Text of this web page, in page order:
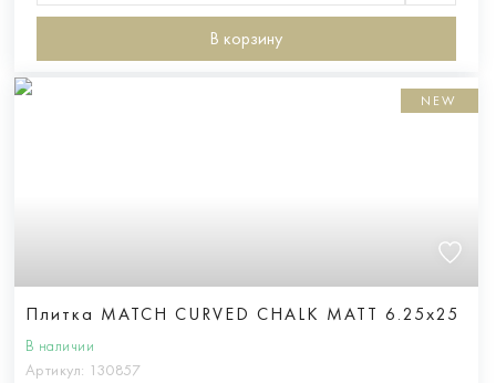
В корзину
NEW
Плитка MATCH CURVED CHALK MATT 6.25x25
В наличии
Артикул: 130857